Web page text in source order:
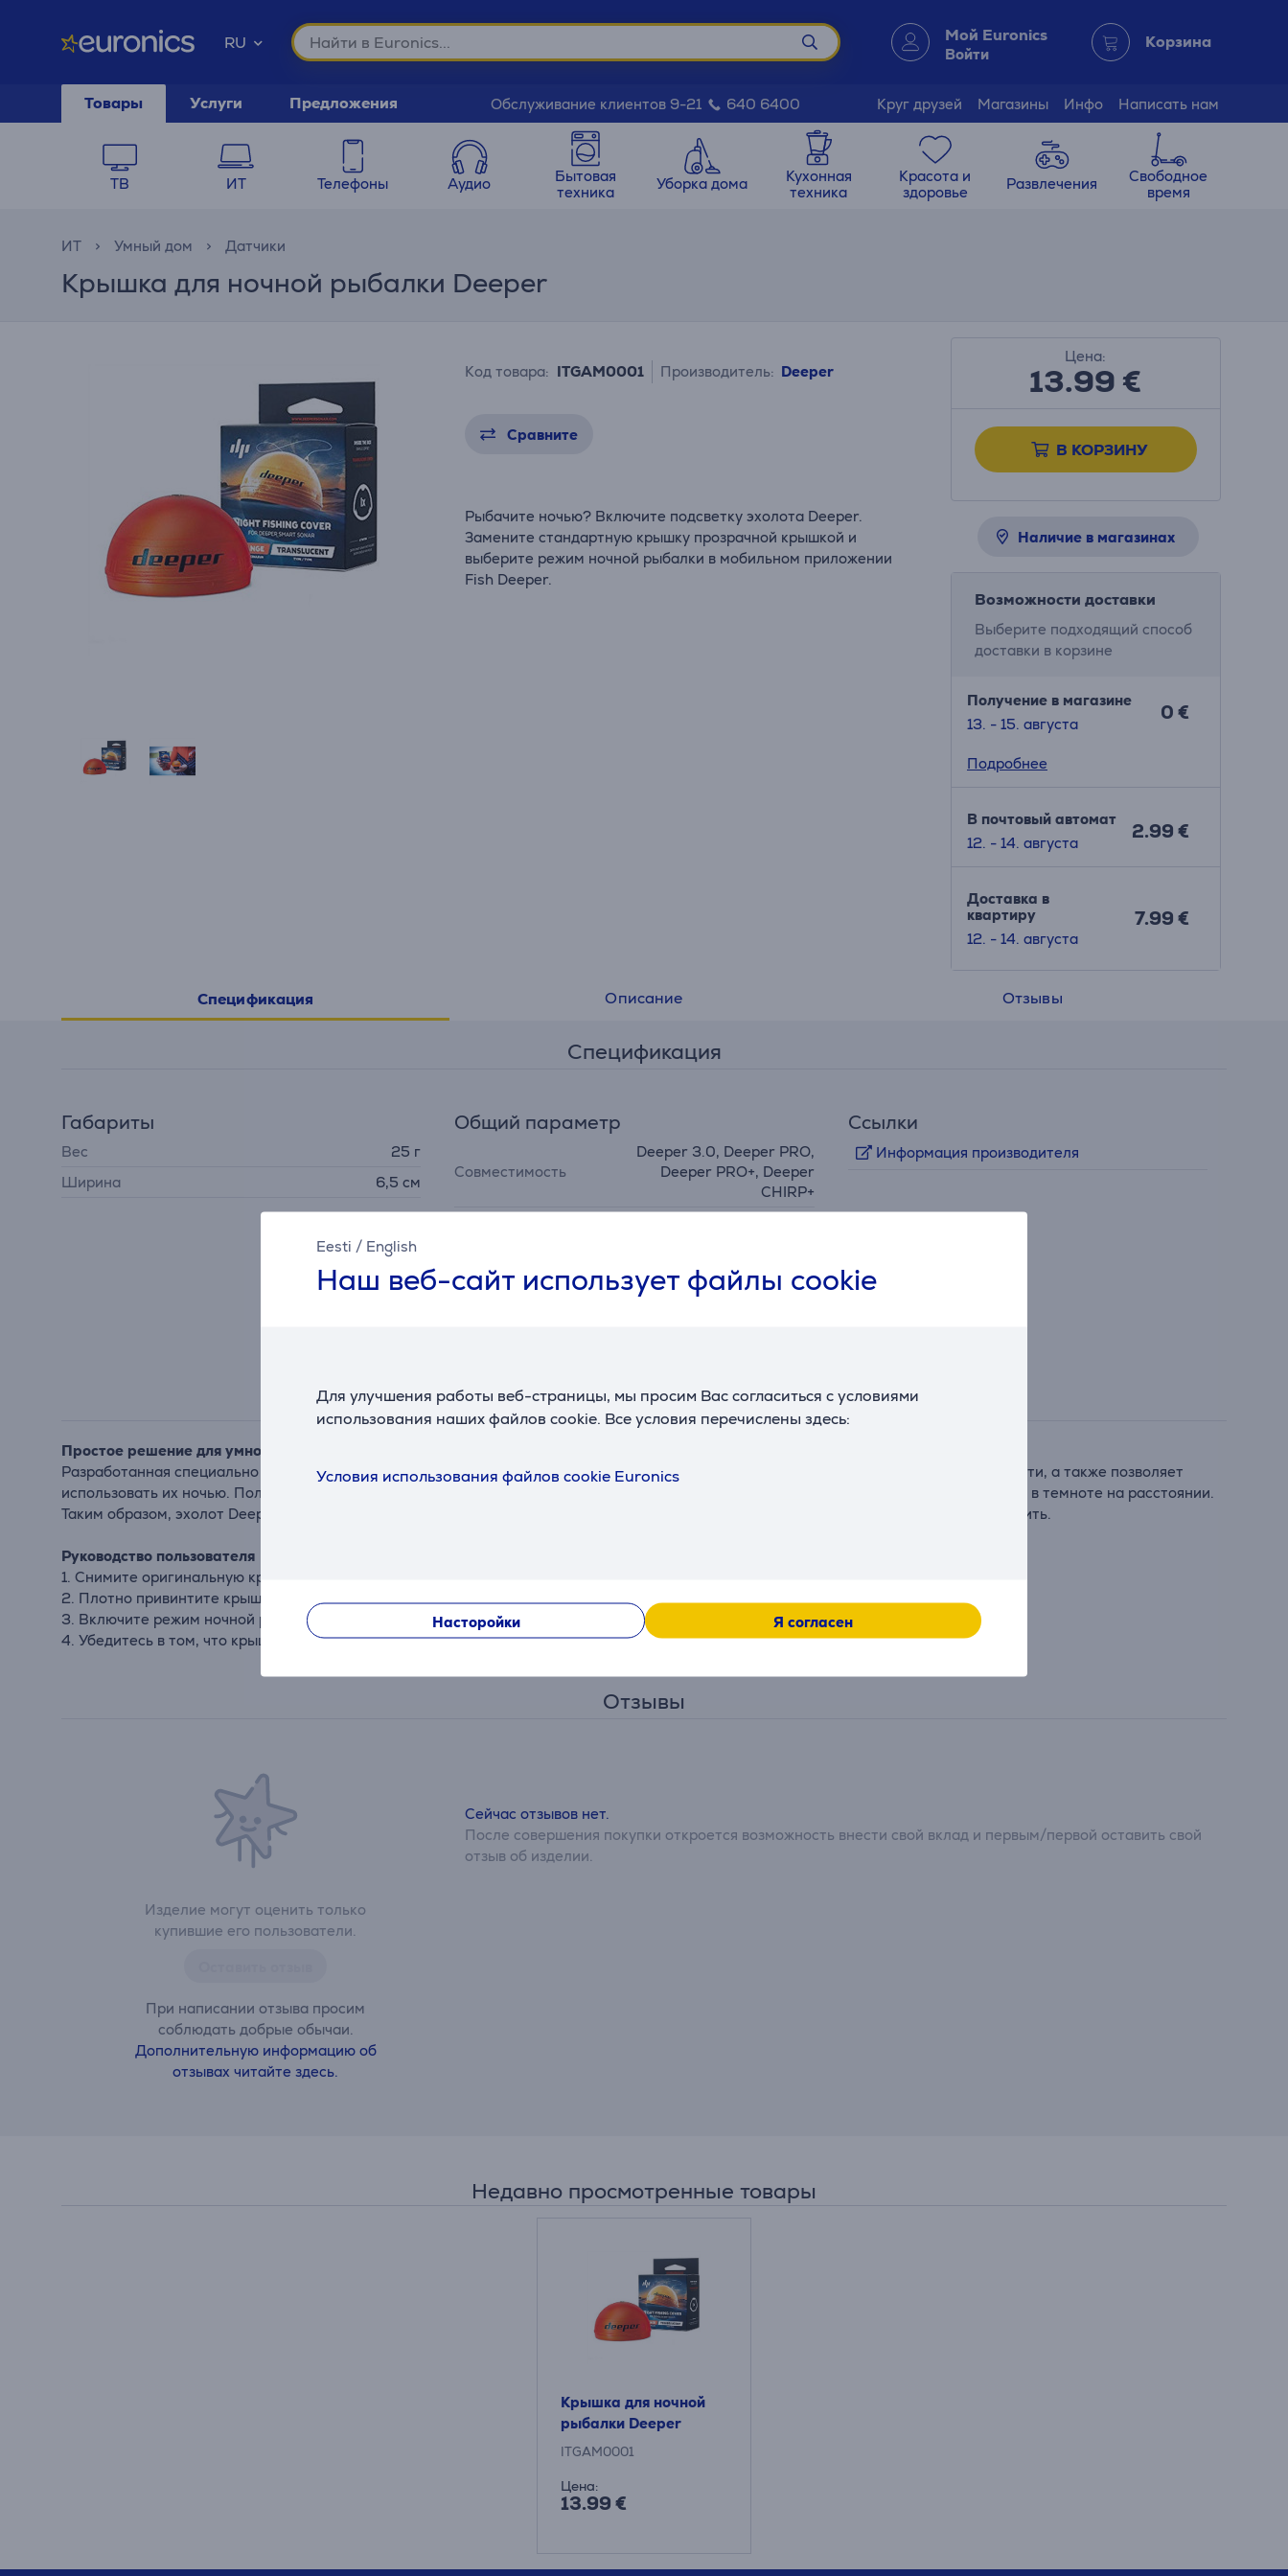
Eesti / English
Наш веб-сайт использует файлы cookie
Для улучшения работы веб-страницы, мы просим Вас согласиться с условиями
использования наших файлов cookie. Все условия перечислены здесь:
Условия использования файлов cookie Euronics
Насторойки Я согласен
RU Мой Euronics
Войти
Корзина
Товары Услуги Предложения Обслуживание клиентов 9-21 640 6400 Круг друзей Магазины Инфо Написать нам
ТВ ИТ Телефоны Аудио
Бытовая
техника
Уборка дома
Кухонная
техника
Красота и
здоровье
Развлечения
Свободное
время
ИТ Умный дом Датчики
Крышка для ночной рыбалки Deeper
Код товара: ITGAM0001 Производитель: Deeper
Сравните
Рыбачите ночью? Включите подсветку эхолота Deeper.
Замените стандартную крышку прозрачной крышкой и
выберите режим ночной рыбалки в мобильном приложении
Fish Deeper.
Цена:
13.99€
В КОРЗИНУ
Наличие в магазинах
Возможности доставки
Выберите подходящий способ
доставки в корзине
Получение в магазине
13. - 15. августа
0 €
Подробнее
В почтовый автомат
12. - 14. августа
2.99 €
Доставка в
квартиру
12. - 14. августа
7.99 €
Спецификация Описание Отзывы
Спецификация
Габариты
Вес
25 г
Ширина
6,5 см
Общий параметр
Совместимость
Deeper 3.0, Deeper PRO,
Deeper PRO+, Deeper
CHIRP+
Ссылки
Информация производителя
Описание
Простое решение для умной рыбалки в темноте
Разработанная специально для эхолотов Deeper крышка для ночной рыбалки максимально расширяет их функциональные возможности, а также позволяет
использовать их ночью. Полупрозрачная оранжевая крышка пропускает через себя сигнальный светодиодный свет, легко различимый в темноте на расстоянии.
Таким образом, эхолот Deeper невозможно потерять из виду. Крышка для ночной рыбалки Deeper маленькая и легкая, ее легко заменить.
Руководство пользователя
1. Снимите оригинальную крышку и замените ее полупрозрачной.
2. Плотно привинтите крышку для ночной рыбалки таким образом, чтобы отметки на эхолоте Deeper и крышке четко совпадали.
3. Включите режим ночной рыбалки в приложении Fish Deeper. После этого Вы увидите, что загорится яркий светодиодный свет.
4. Убедитесь в том, что крышка плотно привинчена и закрыта. При правильном применении устройство не намокнет и не повредится.
Отзывы
Изделие могут оценить только
купившие его пользователи.
При написании отзыва просим
соблюдать добрые обычаи.
Дополнительную информацию об
отзывах читайте здесь.
Сейчас отзывов нет.
После совершения покупки откроется возможность внести свой вклад и первым/первой оставить свой
отзыв об изделии.
Недавно просмотренные товары
Крышка для ночной
рыбалки Deeper
ITGAM0001
Цена:
13.99 €